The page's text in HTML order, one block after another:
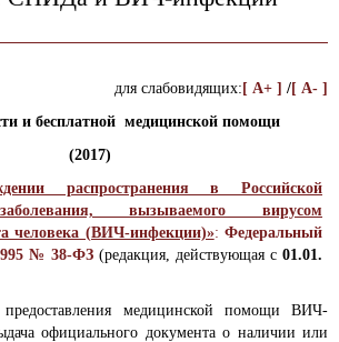
для слабовидящих: [ A+ ] /[ A- ]
и бесплатной медицинской помощи
(2017)
распространения в Российской
вызываемого вирусом
человека (ВИЧ-инфекции)»:Федеральный
№ 38-ФЗ (редакция, действующая с 01.01.
предоставления медицинской помощи ВИЧ-
официального документа о наличии или